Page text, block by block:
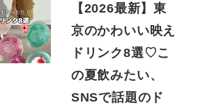
【2026最新】東
京のかわいい映え
ドリンク8選♡こ
の夏飲みたい、
SNSで話題のド